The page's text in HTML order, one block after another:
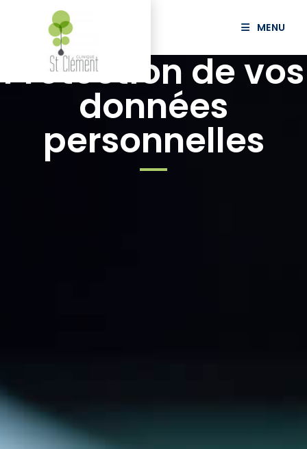
MENU
Protection de vos
données
personnelles